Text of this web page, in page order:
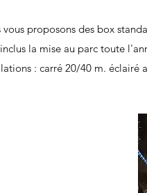
vous proposons des box
la mise au parc toute
: carré 20/40 m. éclairé